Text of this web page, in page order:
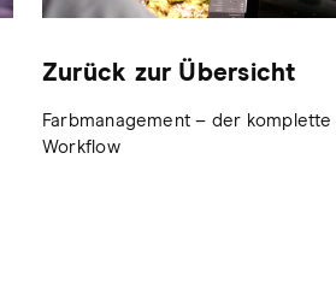
Zurück zur Übersicht
Farbmanagement – der komplette
Workflow